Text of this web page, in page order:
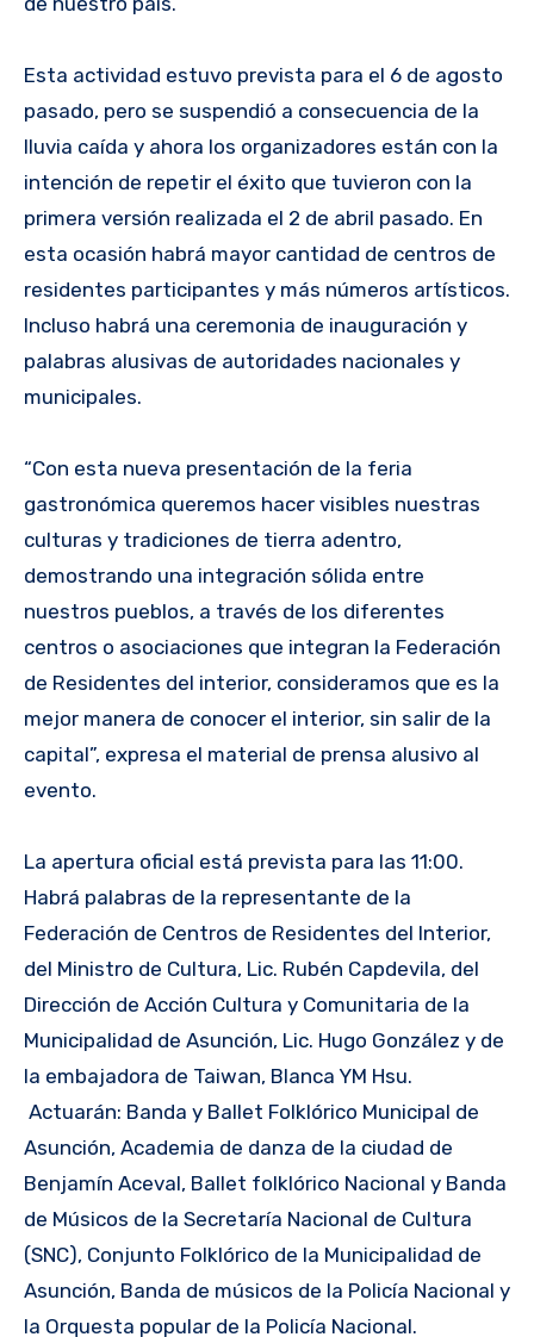
Esta actividad estuvo prevista para el 6 de agosto
pasado, pero se suspendió a consecuencia de la
lluvia caída y ahora los organizadores están con la
intención de repetir el éxito que tuvieron con la
primera versión realizada el 2 de abril pasado. En
esta ocasión habrá mayor cantidad de centros de
residentes participantes y más números artísticos.
Incluso habrá una ceremonia de inauguración y
palabras alusivas de autoridades nacionales y
municipales.
“Con esta nueva presentación de la feria
gastronómica queremos hacer visibles nuestras
culturas y tradiciones de tierra adentro,
demostrando una integración sólida entre
nuestros pueblos, a través de los diferentes
centros o asociaciones que integran la Federación
de Residentes del interior, consideramos que es la
mejor manera de conocer el interior, sin salir de la
capital”, expresa el material de prensa alusivo al
evento.
La apertura oficial está prevista para las 11:00.
Habrá palabras de la representante de la
Federación de Centros de Residentes del Interior,
del Ministro de Cultura, Lic. Rubén Capdevila, del
Dirección de Acción Cultura y Comunitaria de la
Municipalidad de Asunción, Lic. Hugo González y de
la embajadora de Taiwan, Blanca YM Hsu.
Actuarán: Banda y Ballet Folklórico Municipal de
Asunción, Academia de danza de la ciudad de
Benjamín Aceval, Ballet folklórico Nacional y Banda
de Músicos de la Secretaría Nacional de Cultura
(SNC), Conjunto Folklórico de la Municipalidad de
Asunción, Banda de músicos de la Policía Nacional y
la Orquesta popular de la Policía Nacional.